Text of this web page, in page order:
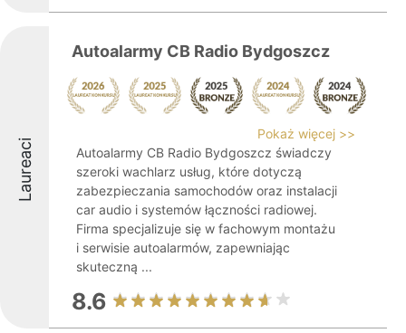
Laureaci
Autoalarmy CB Radio Bydgoszcz
Pokaż więcej >>
Autoalarmy CB Radio Bydgoszcz świadczy
szeroki wachlarz usług, które dotyczą
zabezpieczania samochodów oraz instalacji
car audio i systemów łączności radiowej.
Firma specjalizuje się w fachowym montażu
i serwisie autoalarmów, zapewniając
skuteczną ...
8.6